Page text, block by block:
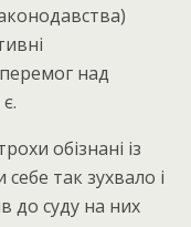
над
обізнані із
так зухвало і
до суду на них